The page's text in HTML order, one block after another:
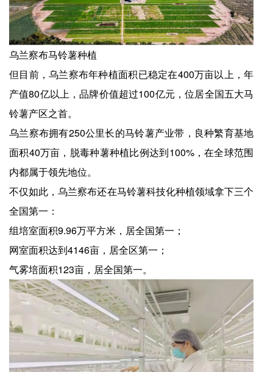
乌兰察布马铃薯种植
但目前，乌兰察布年种植面积已稳定在400万亩以上，年
产值80亿以上，品牌价值超过100亿元，位居全国五大马
铃薯产区之首。
乌兰察布拥有250公里长的马铃薯产业带，良种繁育基地
面积40万亩，脱毒种薯种植比例达到100%，在全球范围
内都属于领先地位。
不仅如此，乌兰察布还在马铃薯科技化种植领域拿下三个
全国第一：
组培室面积9.96万平方米，居全国第一；
网室面积达到4146亩，居全区第一；
气雾培面积123亩，居全国第一。